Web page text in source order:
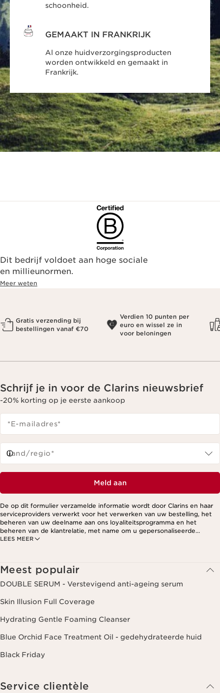
schoonheid.
GEMAAKT IN FRANKRIJK
Al onze huidverzorgingsproducten
worden ontwikkeld en gemaakt in
Frankrijk.
Dit bedrijf voldoet aan hoge sociale
en millieunormen.
Meer weten
Gratis verzending bij
bestellingen vanaf €70
Verdien 10 punten per
euro en wissel ze in
voor beloningen
Schrijf je in voor de Clarins nieuwsbrief
-20% korting op je eerste aankoop
*E-mailadres*
Land/regio*
Meld aan
LEES MEER
De op dit formulier verzamelde informatie wordt door Clarins en haar
serviceproviders verwerkt voor het verwerken van uw bestelling, het
beheren van uw deelname aan ons loyaliteitsprogramma en het
beheren van de klantrelatie, met name om u gepersonaliseerde
aanbiedingen te kunnen sturen op basis van uw eerdere aankopen en
Meest populair
DOUBLE SERUM - Verstevigend anti-ageing serum
Skin Illusion Full Coverage
Hydrating Gentle Foaming Cleanser
Blue Orchid Face Treatment Oil - gedehydrateerde huid
Black Friday
Service clientèle